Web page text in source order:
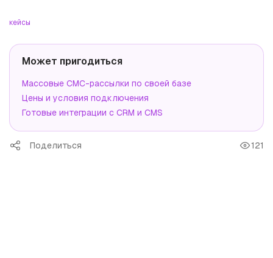
кейсы
Может пригодиться
Массовые СМС-рассылки по своей базе
Цены и условия подключения
Готовые интеграции с CRM и CMS
Поделиться 121